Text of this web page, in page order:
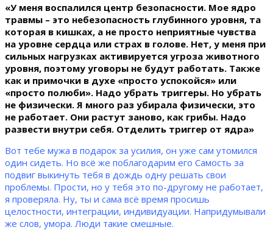
«У меня воспалился центр безопасности. Мое ядро
травмы – это небезопасность глубинного уровня, та
которая в кишках, а не просто неприятные чувства
на уровне сердца или страх в голове. Нет, у меня при
сильных нагрузках активируется угроза животного
уровня, поэтому уговоры не будут работать. Также
как и примочки в духе «просто успокойся» или
«просто полюби». Надо убрать триггеры. Но убрать
не физически. Я много раз убирала физически, это
не работает. Они растут заново, как грибы. Надо
развести внутри себя. Отделить триггер от ядра»
Вот тебе мужа в подарок за усилия, он уже сам утомился
один сидеть. Но всё же поблагодарим его Самость за
подвиг выкинуть тебя в дождь одну решать свои
проблемы. Прости, но у тебя это по-другому не работает,
я проверяла. Ну, ты и сама всё время просишь
целостности, интеграции, индивидуации. Напридумывали
же слов, умора. Люди такие смешные.